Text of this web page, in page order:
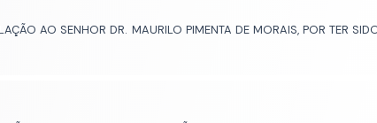
AO SENHOR DR. MAURILO PIMENTA DE MORAIS, POR TER